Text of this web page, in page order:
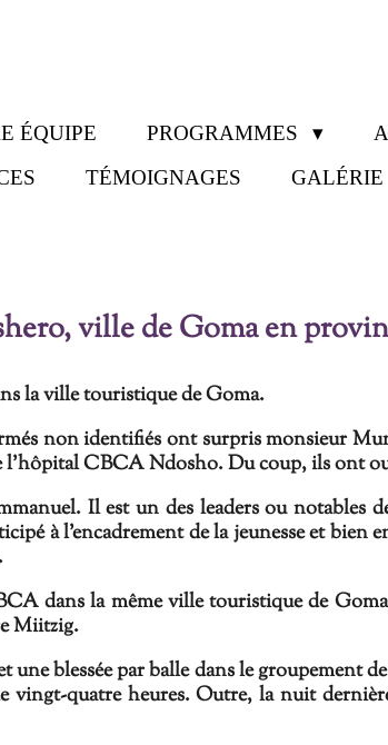
ÉQUIPE PROGRAMMES
TÉMOIGNAGES GALÉRIE
ville de Goma en
la villetouristique deGoma.
non identifiés ont surpris monsieur
l’hôpital CBCA Ndosho. Du coup, ilsont
. Il estun des leadersou notables
à l'encadrement de la jeunesse et bien
dans la même ville touristique de
Miitzig.
blessée par balle dans le groupement
vingt-quatre heures. Outre,la nuit